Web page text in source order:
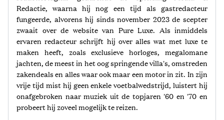
Redactie, waarna hij nog een tijd als gastredacteur
fungeerde, alvorens hij sinds november 2023 de scepter
zwaait over de website van Pure Luxe. Als inmiddels
ervaren redacteur schrijft hij over alles wat met luxe te
maken heeft, zoals exclusieve horloges, megalomane
jachten, de meest in het oog springende villa's, omstreden
zakendeals en alles waar ook maar een motor in zit. In zijn
vrije tijd mist hij geen enkele voetbalwedstrijd, luistert hij
onafgebroken naar muziek uit de topjaren '60 en '70 en
probeert hij zoveel mogelijk te reizen.